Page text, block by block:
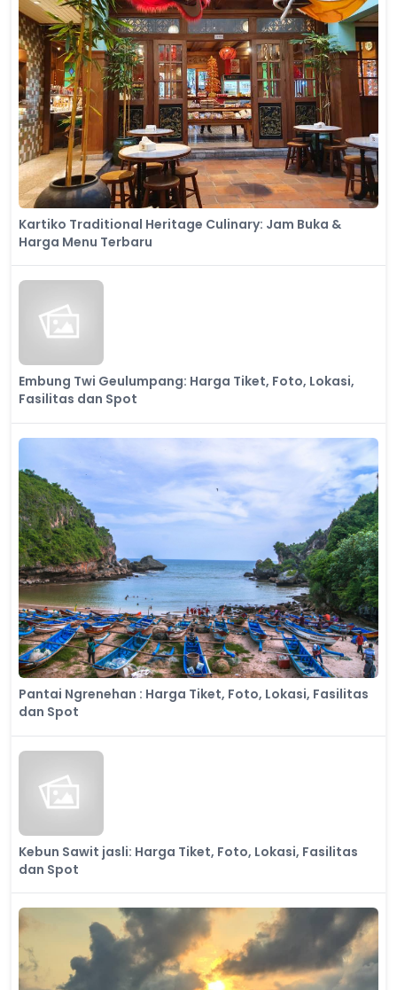
Kartiko Traditional Heritage Culinary: Jam Buka &
Harga Menu Terbaru
Embung Twi Geulumpang: Harga Tiket, Foto, Lokasi,
Fasilitas dan Spot
Pantai Ngrenehan : Harga Tiket, Foto, Lokasi, Fasilitas
dan Spot
Kebun Sawit jasli: Harga Tiket, Foto, Lokasi, Fasilitas
dan Spot